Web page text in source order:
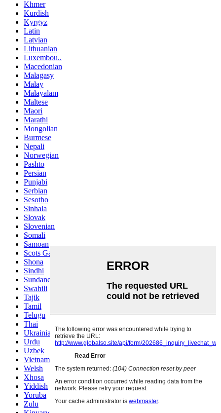
Khmer
Kurdish
Kyrgyz
Latin
Latvian
Lithuanian
Luxembou..
Macedonian
Malagasy
Malay
Malayalam
Maltese
Maori
Marathi
Mongolian
Burmese
Nepali
Norwegian
Pashto
Persian
Punjabi
Serbian
Sesotho
Sinhala
Slovak
Slovenian
Somali
Samoan
Scots Gaelic
Shona
Sindhi
Sundanese
Swahili
Tajik
Tamil
Telugu
Thai
Ukrainian
Urdu
Uzbek
Vietnamese
Welsh
Xhosa
Yiddish
Yoruba
Zulu